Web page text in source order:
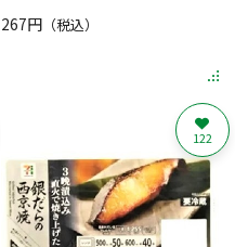
267円（税込）
122